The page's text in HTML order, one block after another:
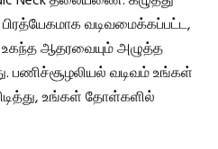
வடிவமைக்கப்பட்ட,
ஆதரவையும் அழுத்த
பணிச்சூழலியல் வடிவம் உங்கள்
உங்கள் தோள்களில்